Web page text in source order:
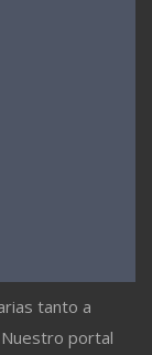
tanto a
portal